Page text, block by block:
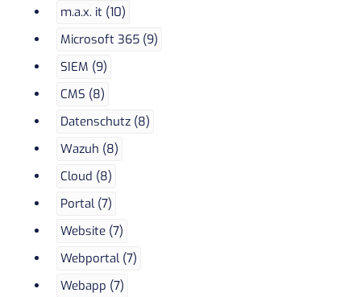
m.a.x. it (10)
Microsoft 365 (9)
SIEM (9)
CMS (8)
Datenschutz (8)
Wazuh (8)
Cloud (8)
Portal (7)
Website (7)
Webportal (7)
Webapp (7)